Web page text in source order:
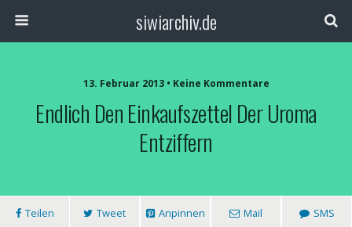
siwiarchiv.de
13. Februar 2013 • Keine Kommentare
Endlich Den Einkaufszettel Der Uroma
Entziffern
Teilen Tweet Anpinnen Mail SMS